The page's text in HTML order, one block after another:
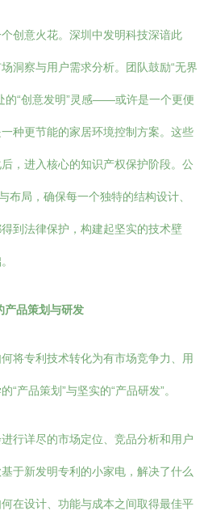
创意火花。深圳中发明科技深谙此
洞察与用户需求分析。团队鼓励“无界
的“创意发明”灵感——或许是一个更便
种更节能的家居环境控制方案。这些
，进入核心的知识产权保护阶段。公
布局，确保每一个独特的结构设计、
到法律保护，构建起坚实的技术壁
产品策划与研发
将专利技术转化为有市场竞争力、用
“产品策划”与坚实的“产品研发”。
行详尽的市场定位、竞品分析和用户
于新发明专利的小家电，解决了什么
在设计、功能与成本之间取得最佳平